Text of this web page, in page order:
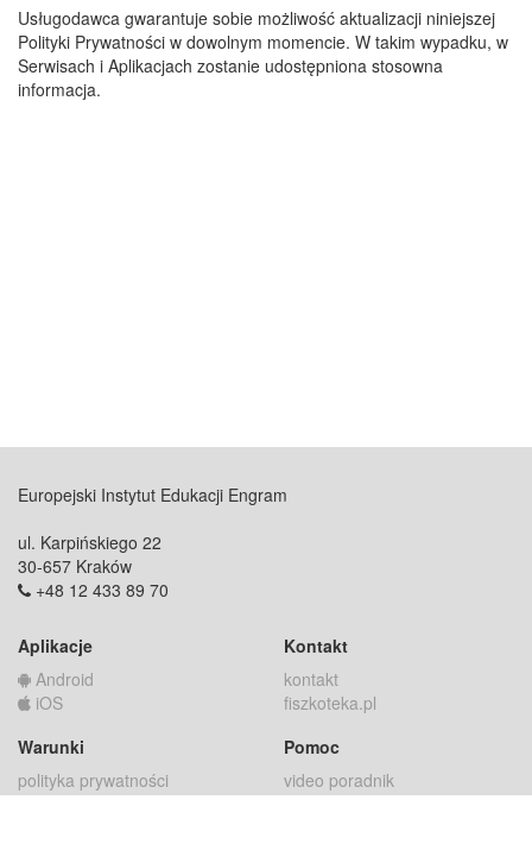
Usługodawca gwarantuje sobie możliwość aktualizacji niniejszej
Polityki Prywatności w dowolnym momencie. W takim wypadku, w
Serwisach i Aplikacjach zostanie udostępniona stosowna
informacja.
Europejski Instytut Edukacji Engram
ul. Karpińskiego 22
30-657 Kraków
+48 12 433 89 70
Aplikacje
Android
iOS
Kontakt
kontakt
fiszkoteka.pl
Warunki
polityka prywatności
Pomoc
video poradnik